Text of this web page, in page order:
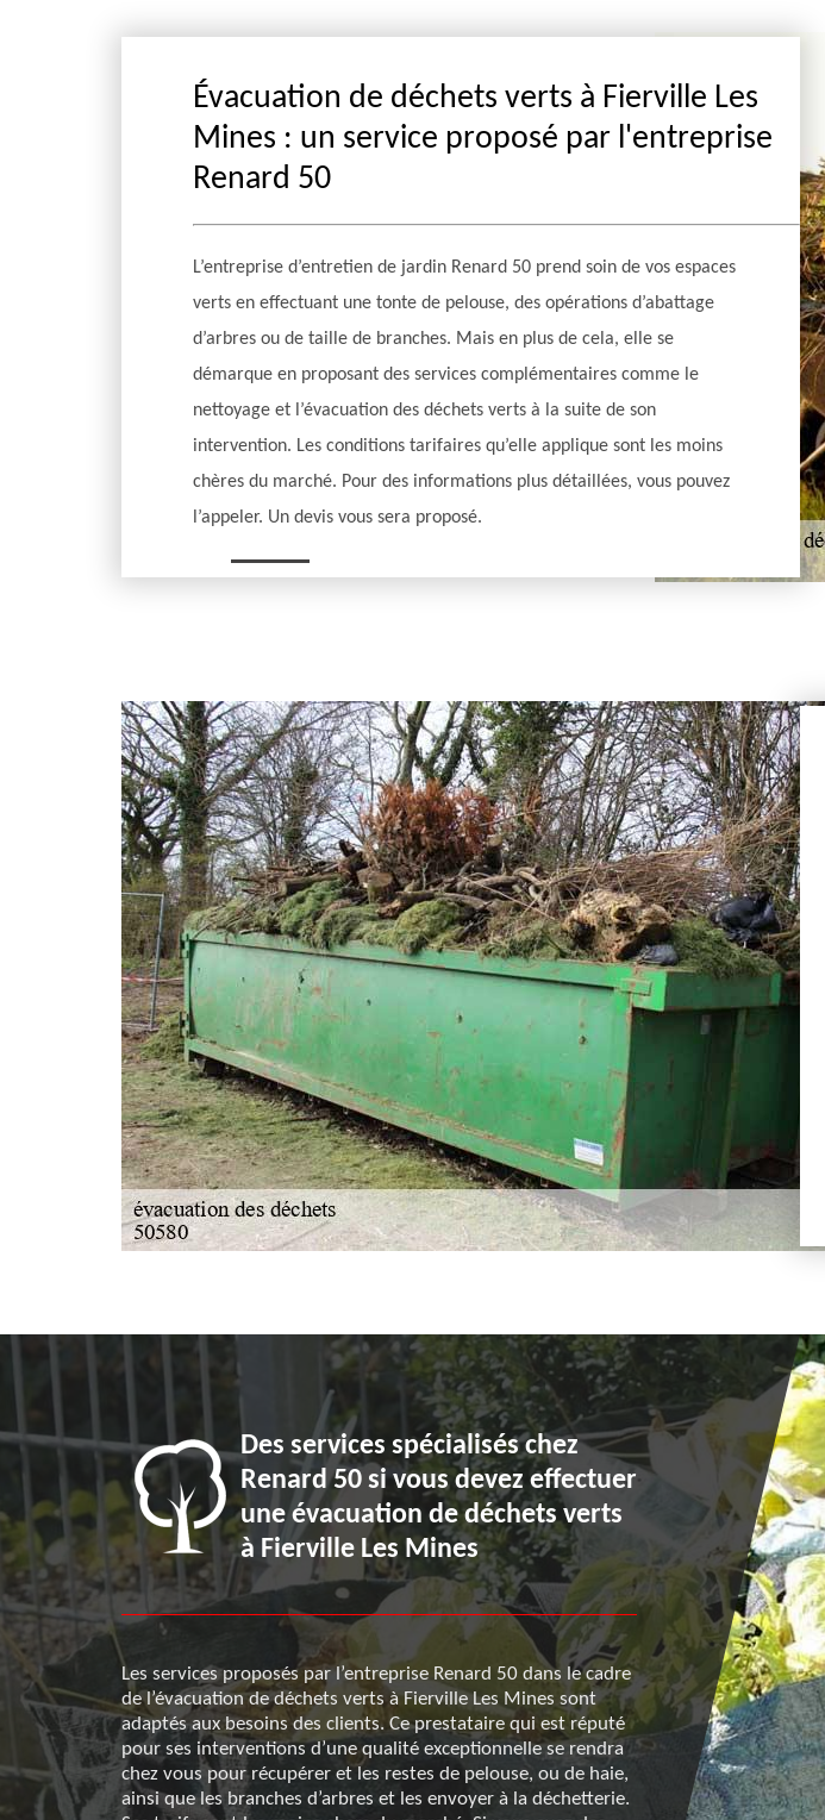
Évacuation de déchets verts à Fierville Les
Mines : un service proposé par l'entreprise
Renard 50
L’entreprise d’entretien de jardin Renard 50 prend soin de vos espaces
verts en effectuant une tonte de pelouse, des opérations d’abattage
d’arbres ou de taille de branches. Mais en plus de cela, elle se
démarque en proposant des services complémentaires comme le
nettoyage et l’évacuation des déchets verts à la suite de son
intervention. Les conditions tarifaires qu’elle applique sont les moins
chères du marché. Pour des informations plus détaillées, vous pouvez
l’appeler. Un devis vous sera proposé.
Les
pour
le cadre de
est le
égal, tant au
de celle-ci
vous
Des services spécialisés chez
Renard 50 si vous devez effectuer
une évacuation de déchets verts
à Fierville Les Mines
Les services proposés par l’entreprise Renard 50 dans le cadre
de l’évacuation de déchets verts à Fierville Les Mines sont
adaptés aux besoins des clients. Ce prestataire qui est réputé
pour ses interventions d’une qualité exceptionnelle se rendra
chez vous pour récupérer et les restes de pelouse, ou de haie,
ainsi que les branches d’arbres et les envoyer à la déchetterie.
Que
la
Une fois que vous
Fierville Les Mines, le
des déchets verts est
effectuer. Cette
temps, vous êtes
professionnel, lequel
Renard 50 vous